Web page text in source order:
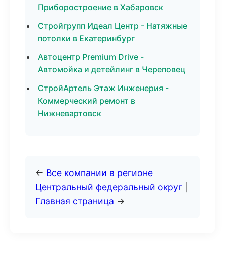
Приборостроение в Хабаровск
Стройгрупп Идеал Центр - Натяжные
потолки в Екатеринбург
Автоцентр Premium Drive -
Автомойка и детейлинг в Череповец
СтройАртель Этаж Инженерия -
Коммерческий ремонт в
Нижневартовск
← Все компании в регионе
Центральный федеральный округ
Главная страница →